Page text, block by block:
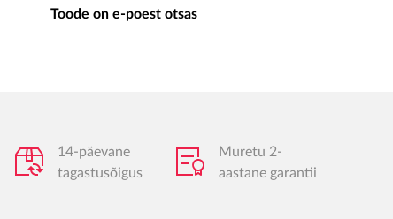
Toode on e-poest otsas
14-päevane
tagastusõigus
Muretu 2-
aastane garantii